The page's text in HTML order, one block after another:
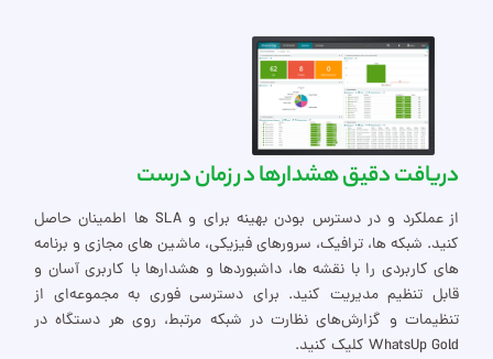
دریافت دقیق هشدارها در زمان درست
از عملکرد و در دسترس بودن بهینه برای و SLA ها اطمینان حاصل
کنید. شبکه ها، ترافیک، سرورهای فیزیکی، ماشین های مجازی و برنامه
های کاربردی را با نقشه ها، داشبوردها و هشدارها با کاربری آسان و
قابل تنظیم مدیریت کنید. برای دسترسی فوری به مجموعه‌ای از
تنظیمات و گزارش‌های نظارت در شبکه مرتبط، روی هر دستگاه در
WhatsUp Gold کلیک کنید.